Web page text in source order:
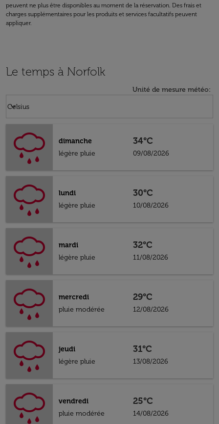
peuvent ne plus être disponibles au moment de la réservation. Des frais et
charges supplémentaires pour les produits et services facultatifs peuvent
appliquer.
Le temps à Norfolk
Unité de mesure météo:
Celsius
keyboard_arrow_down
dimanche
légère pluie
34°C
09/08/2026
lundi
légère pluie
30°C
10/08/2026
mardi
légère pluie
32°C
11/08/2026
mercredi
pluie modérée
29°C
12/08/2026
jeudi
légère pluie
31°C
13/08/2026
vendredi
pluie modérée
25°C
14/08/2026